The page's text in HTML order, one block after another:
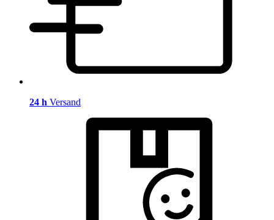
24 h Versand